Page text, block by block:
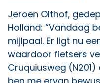
Jeroen Olthof,
Holland: “Vandaag
mijlpaal. Er ligt nu
waardoor fietsers
Cruquiusweg